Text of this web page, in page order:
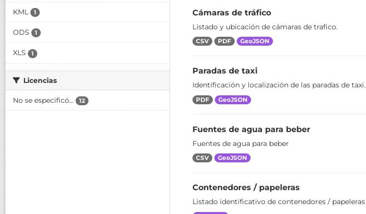
KML 1
ODS 1
XLS 1
Licencias
No se especificó... 12
Cámaras de tráfico
Listado y ubicación de cámaras de trafico.
CSV PDF GeoJSON
Paradas de taxi
Identificación y localización de las paradas de taxi.
PDF GeoJSON
Fuentes de agua para beber
Fuentes de agua para beber
CSV GeoJSON
Contenedores / papeleras
Listado identificativo de contenedores / papeleras